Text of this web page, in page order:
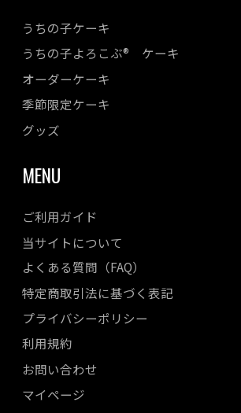
うちの子ケーキ
うちの子よろこぶ® ケーキ
オーダーケーキ
季節限定ケーキ
グッズ
MENU
ご利用ガイド
当サイトについて
よくある質問（FAQ）
特定商取引法に基づく表記
プライバシーポリシー
利用規約
お問い合わせ
マイページ